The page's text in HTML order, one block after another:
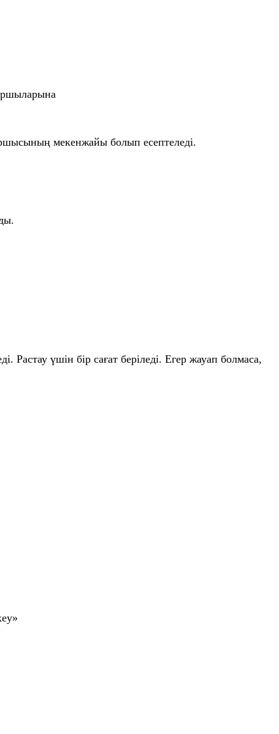
мекенжайы болып есептеледі.
Растау үшін бір сағат беріледі. Егер жауап болмаса,